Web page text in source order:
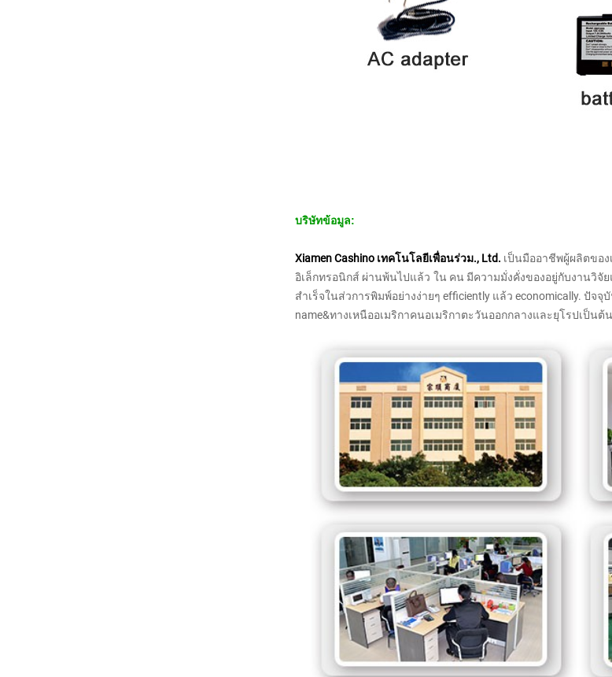
บริษัทข้อมูล:
Xiamen Cashino เทคโนโลยีเพื่อนร่วม., Ltd. เป็นมืออาชีพผู้ผลิตของ
อิเล็กทรอนิกส์ ผ่านพ้นไปแล้ว ใน คน มีความมั่งคั่งของอยู่กับงานวิจั
สำเร็จในส่วการพิมพ์อย่างง่ายๆ efficiently แล้ว economically. ปัจจุ
name&ทางเหนืออเมริกาคนอเมริกาตะวันออกกลางและยุโรปเป็นต้น